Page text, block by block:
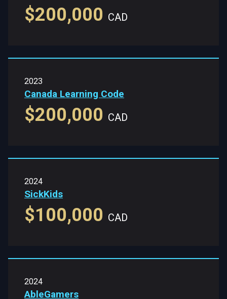
$200,000 CAD
2023
Canada Learning Code
$200,000 CAD
2024
SickKids
$100,000 CAD
2024
AbleGamers